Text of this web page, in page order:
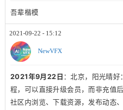
吾辈楷模
2021-09-22 - 15:12
NewVFX
2021年9月22日 ：北京，阳光晴
程，可以直接升级会员，而非充值
社区内浏览、下载资源，发布动态